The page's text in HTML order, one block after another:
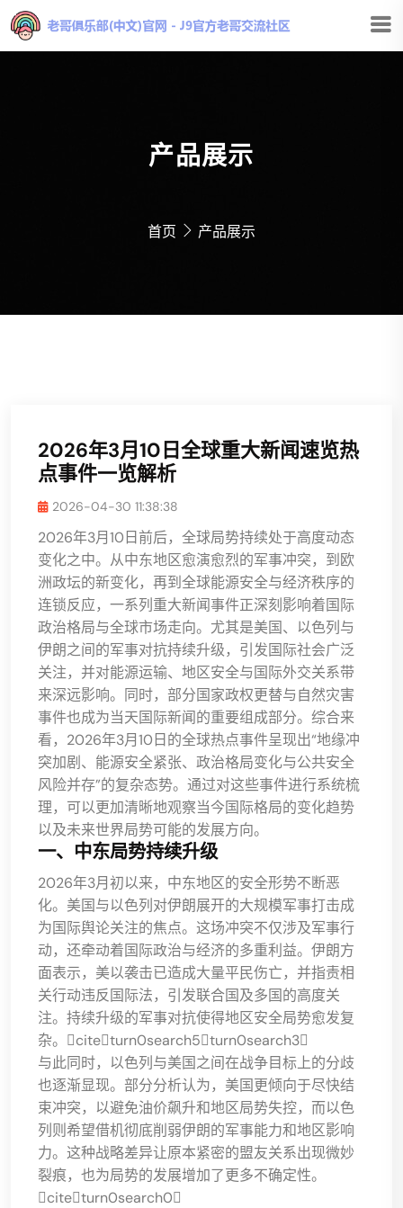
产品展示
首页 产品展示
2026年3月10日全球重大新闻速览热
点事件一览解析
2026-04-30 11:38:38
2026年3月10日前后，全球局势持续处于高度动态
变化之中。从中东地区愈演愈烈的军事冲突，到欧
洲政坛的新变化，再到全球能源安全与经济秩序的
连锁反应，一系列重大新闻事件正深刻影响着国际
政治格局与全球市场走向。尤其是美国、以色列与
伊朗之间的军事对抗持续升级，引发国际社会广泛
关注，并对能源运输、地区安全与国际外交关系带
来深远影响。同时，部分国家政权更替与自然灾害
事件也成为当天国际新闻的重要组成部分。综合来
看，2026年3月10日的全球热点事件呈现出“地缘冲
突加剧、能源安全紧张、政治格局变化与公共安全
风险并存”的复杂态势。通过对这些事件进行系统梳
理，可以更加清晰地观察当今国际格局的变化趋势
以及未来世界局势可能的发展方向。
一、中东局势持续升级
2026年3月初以来，中东地区的安全形势不断恶
化。美国与以色列对伊朗展开的大规模军事打击成
为国际舆论关注的焦点。这场冲突不仅涉及军事行
动，还牵动着国际政治与经济的多重利益。伊朗方
面表示，美以袭击已造成大量平民伤亡，并指责相
关行动违反国际法，引发联合国及多国的高度关
注。持续升级的军事对抗使得地区安全局势愈发复
杂。citeturn0search5turn0search3
与此同时，以色列与美国之间在战争目标上的分歧
也逐渐显现。部分分析认为，美国更倾向于尽快结
束冲突，以避免油价飙升和地区局势失控，而以色
列则希望借机彻底削弱伊朗的军事能力和地区影响
力。这种战略差异让原本紧密的盟友关系出现微妙
裂痕，也为局势的发展增加了更多不确定性。
citeturn0search0